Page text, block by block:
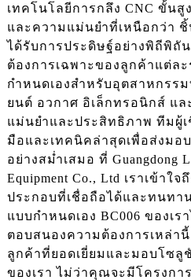
เทคโนโลยีการกลึง CNC ขั้น
และความแม่นยำที่เหนือกว่า ชิ้
ได้รับการประดิษฐ์อย่างพิถีพิถั
ต้องการเฉพาะของลูกค้าแต่ล
กำหนดเองสำหรับอุตสาหกรร
ยนต์ อวกาศ อิเล็กทรอนิกส์ แ
แม่นยำและประสิทธิภาพ ทีมผู้เ
มือและเทคนิคล่าสุดเพื่อส่งม
อย่างสม่ำเสมอ ที่ Guangdong
Equipment Co., Ltd เราเข้า
ประกอบที่เชื่อถือได้และทนทา
แบบกำหนดเอง BC006 ของเ
ตอบสนองความต้องการเหล่า
ลูกค้าที่ยอดเยี่ยมและมอบโซ
ของเรา ไม่ว่าคุณจะมีโครงกา